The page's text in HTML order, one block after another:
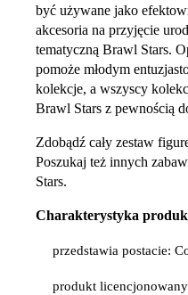
być używane jako
akcesoria na przyjęcie
tematyczną Brawl Stars.
pomoże młodym
kolekcje, a wszyscy
Brawl Stars z pewnością
Zdobądź cały zestaw
Poszukaj też innych
Stars.
Charakterystyka
przedstawia postacie:
produkt licencjonowany